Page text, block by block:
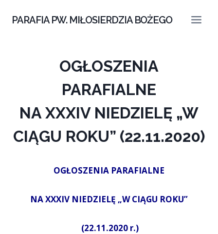
PARAFIA PW. MIŁOSIERDZIA BOŻEGO
OGŁOSZENIA
PARAFIALNE
NA XXXIV NIEDZIELĘ „W
CIĄGU ROKU” (22.11.2020)
OGŁOSZENIA PARAFIALNE
NA XXXIV NIEDZIELĘ „W CIĄGU ROKU”
(22.11.2020 r.)